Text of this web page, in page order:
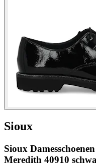
Sioux
Sioux
Meredith 40910